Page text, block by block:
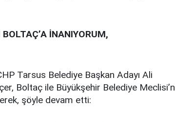
İNANIYORUM,
Tarsus Belediye Başkan Adayı Ali
Boltaç ile Büyükşehir Belediye Meclisi’n
şöyle devam etti: